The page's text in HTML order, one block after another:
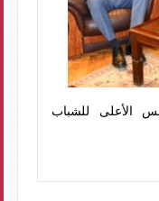
الأعلى للشباب